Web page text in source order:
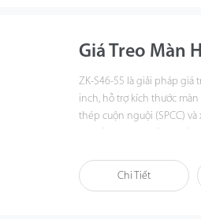
Giá Treo Màn
ZK-S46-55 là giải pháp
inch, hỗ trợ kích thước
thép cuộn nguội (SPCC)
được tải trọng lên tới
chuyên nghiệp.
Chi Tiết